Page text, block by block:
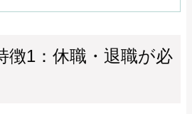
徴1：休職・退職が必